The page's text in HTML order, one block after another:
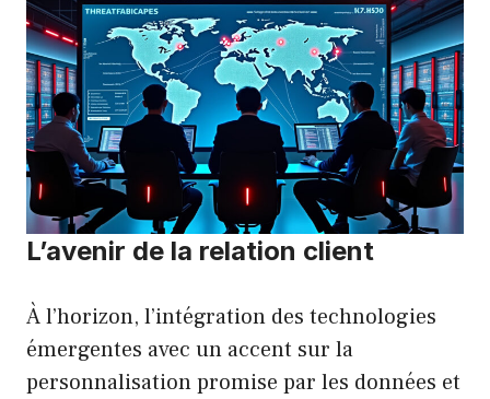
L’avenir de la relation client
À l’horizon, l’intégration des technologies
émergentes avec un accent sur la
personnalisation promise par les données et